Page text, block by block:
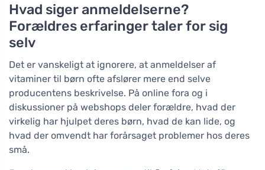
Hvad siger anmeldelserne?
Forældres erfaringer taler for sig
selv
Det er vanskeligt at ignorere, at anmeldelser af
vitaminer til børn ofte afslører mere end selve
producentens beskrivelse. På online fora og i
diskussioner på webshops deler forældre, hvad der
virkelig har hjulpet deres børn, hvad de kan lide, og
hvad der omvendt har forårsaget problemer hos deres
små.